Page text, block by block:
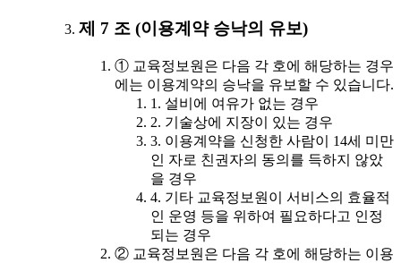
제 7 조 (이용계약 승낙의 유보)
① 교육정보원은 다음 각 호에 해당하는 경우
에는 이용계약의 승낙을 유보할 수 있습니다.
1. 설비에 여유가 없는 경우
2. 기술상에 지장이 있는 경우
3. 이용계약을 신청한 사람이 14세 미만
인 자로 친권자의 동의를 득하지 않았
을 경우
4. 기타 교육정보원이 서비스의 효율적
인 운영 등을 위하여 필요하다고 인정
되는 경우
② 교육정보원은 다음 각 호에 해당하는 이용